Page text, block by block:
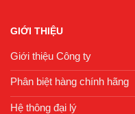
GIỚI THIỆU
Giới thiệu Công ty
Phân biệt hàng chính hãng
Hệ thông đại lý